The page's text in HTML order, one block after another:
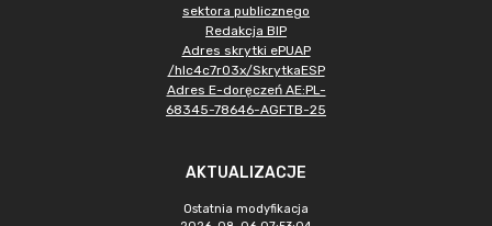
sektora publicznego
Redakcja BIP
Adres skrytki ePUAP
/hlc4c7r03x/SkrytkaESP
Adres E-doręczeń AE:PL-
68345-78646-AGFTB-25
AKTUALIZACJE
Ostatnia modyfikacja